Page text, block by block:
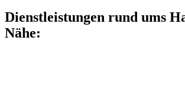
Dienstleistungen rund ums
Nähe: